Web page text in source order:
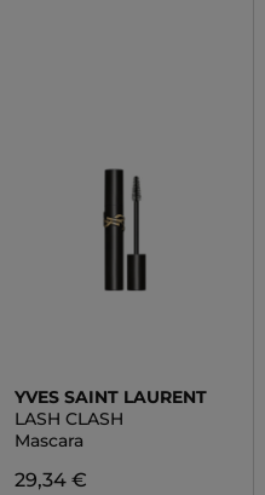
YVES SAINT LAURENT
LASH CLASH
Mascara
29,34 €